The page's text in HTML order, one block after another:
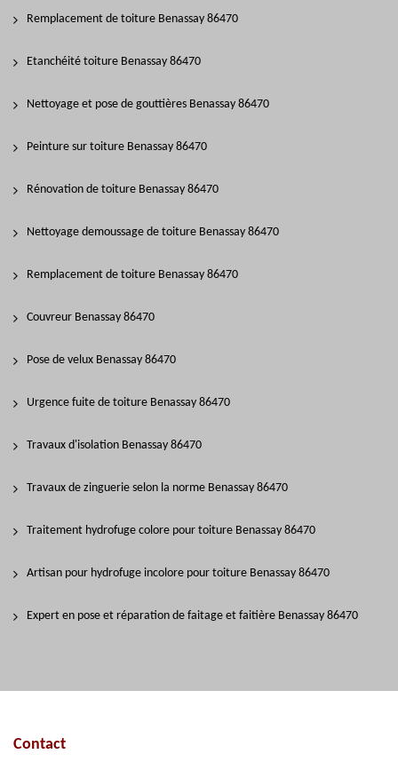
Remplacement de toiture Benassay 86470
Etanchéité toiture Benassay 86470
Nettoyage et pose de gouttières Benassay 86470
Peinture sur toiture Benassay 86470
Rénovation de toiture Benassay 86470
Nettoyage demoussage de toiture Benassay 86470
Remplacement de toiture Benassay 86470
Couvreur Benassay 86470
Pose de velux Benassay 86470
Urgence fuite de toiture Benassay 86470
Travaux d'isolation Benassay 86470
Travaux de zinguerie selon la norme Benassay 86470
Traitement hydrofuge colore pour toiture Benassay 86470
Artisan pour hydrofuge incolore pour toiture Benassay 86470
Expert en pose et réparation de faitage et faitière Benassay 86470
Contact